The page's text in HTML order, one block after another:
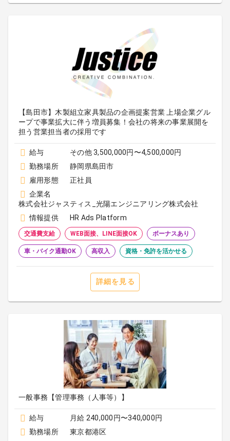
【島田市】木製組立家具製品の企画提案営業 上場企業グル
ープで事業拡大に伴う増員募集！会社の将来の事業展開を
担う営業担当者の採用です
給与
その他 3,500,000円〜4,500,000円
勤務場所
静岡県島田市
雇用形態
正社員
企業名
株式会社ジャスティス_光陽エンジニアリング株式会社
情報提供
HR Ads Platform
交通費支給 WEB面接、LINE面接OK ボーナスあり
車・バイク通勤OK 高収入 資格・免許を活かせる
詳細を見る
一般事務【管理事務（人事等）】
給与
月給 240,000円〜340,000円
勤務場所
東京都港区